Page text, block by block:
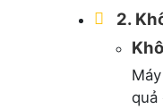
2.
quả